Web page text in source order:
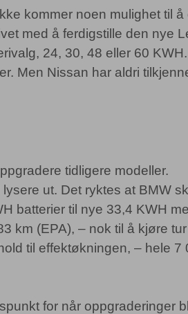
kommer noen mulighet til
med å ferdigstille den nye
24, 30, 48 eller 60
Men Nissan har aldri
tidligere modeller.
ut. Det ryktes at BMW
batterier til nye 33,4 KWH
km (EPA), – nok til å kjøre
til effektøkningen, – hele 7
for når oppgraderinger